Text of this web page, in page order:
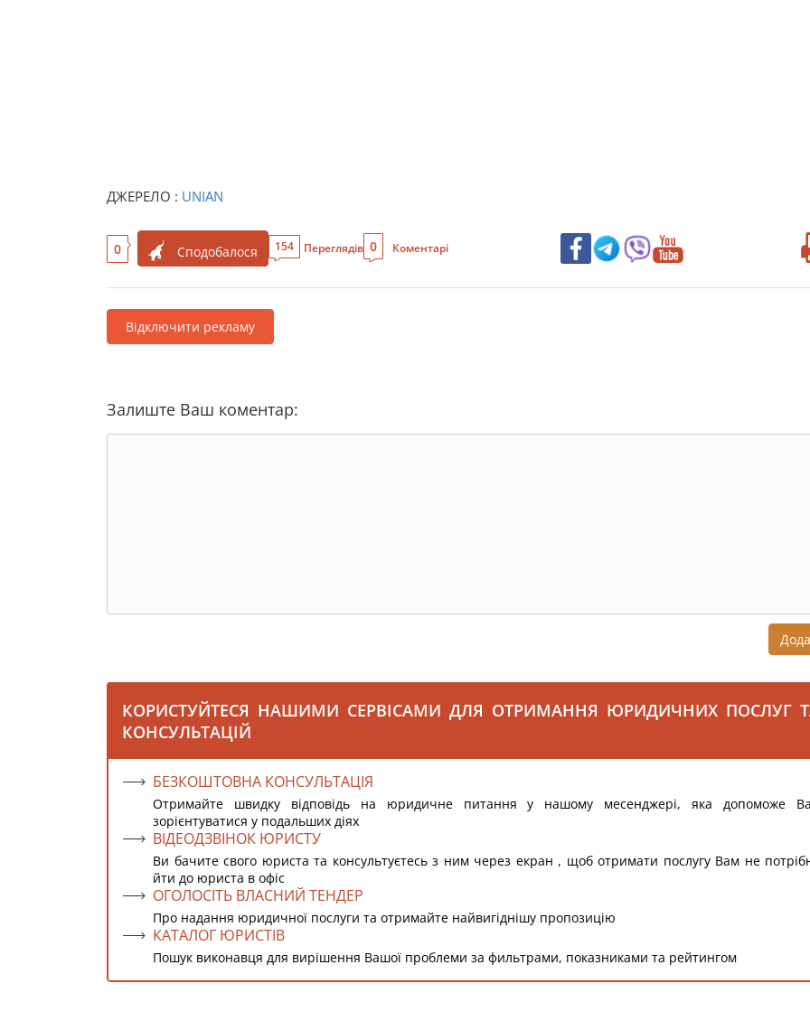
ДЖЕРЕЛО : UNIAN
0 Сподобалося 154 Переглядів 0 Коментарі
Відключити рекламу
Залиште Ваш коментар:
КОРИСТУЙТЕСЯ НАШИМИ СЕРВІСАМИ ДЛЯ ОТРИМАННЯ ЮРИДИЧНИХ ПОСЛУГ
КОНСУЛЬТАЦІЙ
БЕЗКОШТОВНА КОНСУЛЬТАЦІЯ
Отримайте швидку відповідь на юридичне питання у нашому месенджері, яка допоможе
зорієнтуватися у подальших діях
ВІДЕОДЗВІНОК ЮРИСТУ
Ви бачите свого юриста та консультуєтесь з ним через екран , щоб отримати послугу Вам не
йти до юриста в офіс
ОГОЛОСІТЬ ВЛАСНИЙ ТЕНДЕР
Про надання юридичної послуги та отримайте найвигіднішу пропозицію
КАТАЛОГ ЮРИСТІВ
Пошук виконавця для вирішення Вашої проблеми за фильтрами, показниками та рейтингом